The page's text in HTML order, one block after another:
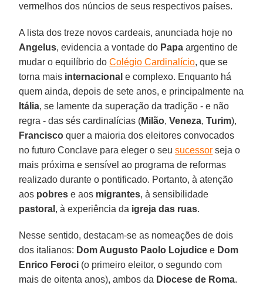
vermelhos dos núncios de seus respectivos países.
A lista dos treze novos cardeais, anunciada hoje no
Angelus, evidencia a vontade do Papa argentino de
mudar o equilíbrio doColégio Cardinalício, que se
torna mais internacional e complexo. Enquanto há
quem ainda, depois de sete anos, e principalmente na
Itália, se lamente da superação da tradição - e não
regra - das sés cardinalícias (Milão,Veneza,Turim),
Francisco quer a maioria dos eleitores convocados
no futuro Conclave para eleger o seusucessor seja o
mais próxima e sensível ao programa de reformas
realizado durante o pontificado. Portanto, à atenção
aos pobres e aos migrantes, à sensibilidade
pastoral , à experiência da igreja das ruas.
Nesse sentido, destacam-se as nomeações de dois
dos italianos: Dom Augusto Paolo Lojudice e Dom
Enrico Feroci (o primeiro eleitor, o segundo com
mais de oitenta anos), ambos da Diocese de Roma.